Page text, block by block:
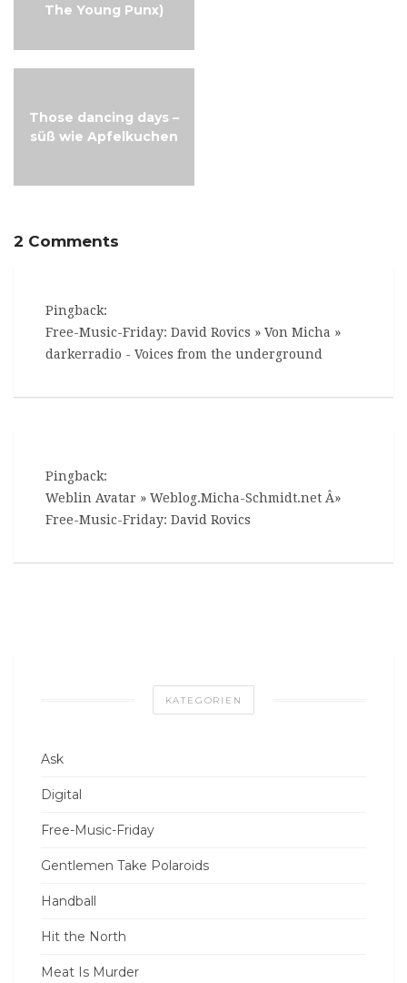
The Young Punx)
Those dancing days –
süß wie Apfelkuchen
2 Comments
Pingback:
Free-Music-Friday: David Rovics » Von Micha »
darkerradio - Voices from the underground
Pingback:
Weblin Avatar » Weblog.Micha-Schmidt.net Â»
Free-Music-Friday: David Rovics
KATEGORIEN
Ask
Digital
Free-Music-Friday
Gentlemen Take Polaroids
Handball
Hit the North
Meat Is Murder